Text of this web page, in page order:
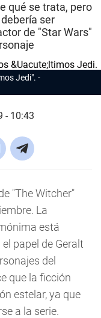
qué se trata, pero
ser
de "Star Wars"
Jedi".
- 10:43
"The Witcher"
La
está
papel de Geralt
del
que la ficción
estelar, ya que
a la serie.